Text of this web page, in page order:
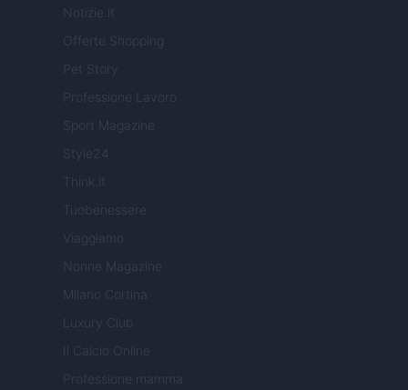
Notizie.it
Offerte Shopping
Pet Story
Professione Lavoro
Sport Magazine
Style24
Think.it
Tuobenessere
Viaggiamo
Nonne Magazine
Milano Cortina
Luxury Club
Il Calcio Online
Professione mamma